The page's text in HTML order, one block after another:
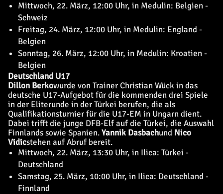
Mittwoch, 22. März, 12:00 Uhr, in Medulin: Belgien -
Schweiz
Freitag, 24. März, 12:00 Uhr, in Medulin: England -
Belgien
Sonntag, 26. März, 12:00 Uhr, in Medulin: Kroatien -
Belgien
Deutschland U17
Dillon Berkowurde von Trainer Christian Wück in das
deutsche U17-Aufgebot für die kommenden drei Spiele
in der Eliterunde in der Türkei berufen, die als
Qualifikationsturnier für die U17-EM in Ungarn dient.
Dabei trifft die junge DFB-Elf auf die Türkei, die Auswahl
Finnlands sowie Spanien.Yannik Dasbachund Nico
Vidicstehen auf Abruf bereit.
Mittwoch, 22. März, 13:30 Uhr, in Ilica: Türkei -
Deutschland
Samstag, 25. März, 10:00 Uhr, in Ilica: Deutschland -
Finnland